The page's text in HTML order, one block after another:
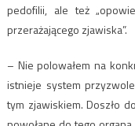
pedofilii, ale też
przerażającego zjawiska”.
– Nie polowałem na
istnieje system
tym zjawiskiem. Doszło